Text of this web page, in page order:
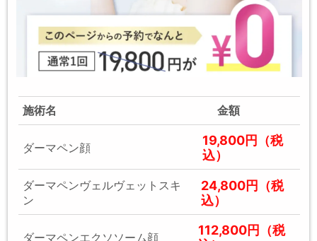
施術名 金額
ダーマペン顔
19,800円（税
込）
ダーマペンヴェルヴェットスキ
ン
24,800円（税
込）
ダーマペンエクソソーム顔
112,800円（税